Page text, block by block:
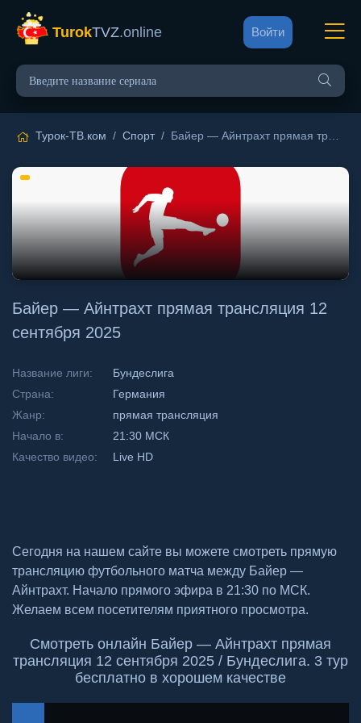
TurokTVZ.online Войти
Турок-ТВ.ком / Спорт/ Байер — Айнтрахт прямая трансляция 12 сентября 2025
Байер — Айнтрахт прямая трансляция 12
сентября 2025
Название лиги:
Бундеслига
Страна:
Германия
Жанр:
прямая трансляция
Начало в:
21:30 МСК
Качество видео:
Live HD
Сегодня на нашем сайте вы можете смотреть прямую
трансляцию футбольного матча между Байер —
Айнтрахт. Начало прямого эфира в 21:30 по МСК.
Желаем всем посетителям приятного просмотра.
Смотреть онлайн Байер — Айнтрахт прямая
трансляция 12 сентября 2025 / Бундеслига. 3 тур
бесплатно в хорошем качестве